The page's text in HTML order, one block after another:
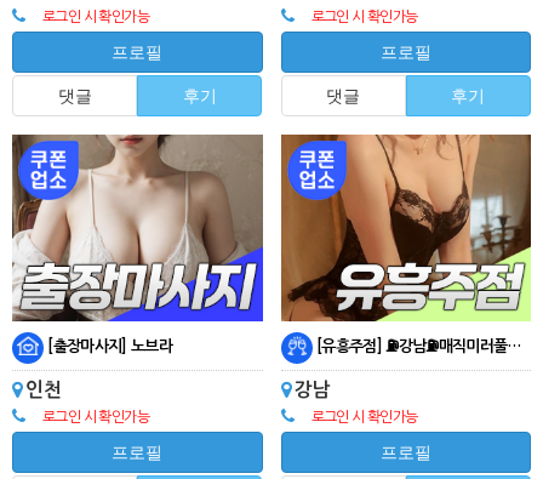
로그인 시 확인가능
프로필
댓글 후기
로그인 시 확인가능
프로필
댓글 후기
[출장마사지] 노브라
인천
로그인 시 확인가능
프로필
[유흥주점] ⛽강남⛽매직미러풀싸롱⛽김종국상무⛽
강남
로그인 시 확인가능
프로필